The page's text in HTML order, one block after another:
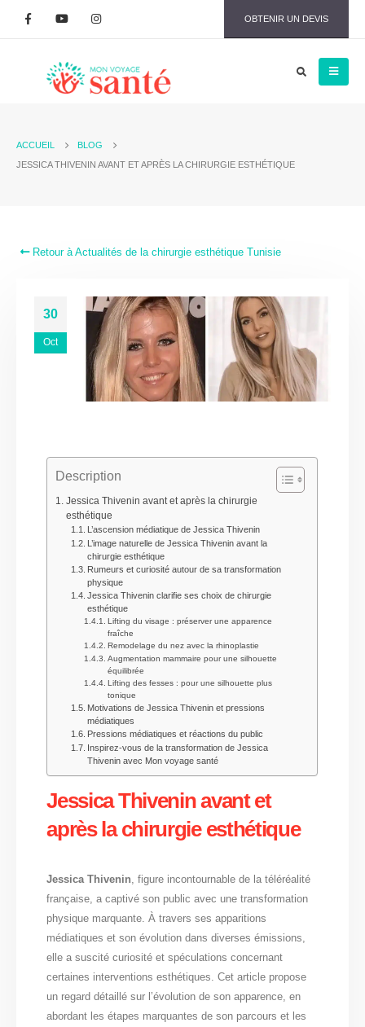
OBTENIR UN DEVIS
ACCUEIL
BLOG
JESSICA THIVENIN AVANT ET APRÈS LA CHIRURGIE ESTHÉTIQUE
Retour à Actualités de la chirurgie esthétique Tunisie
30
Oct
Description
Jessica Thivenin avant et après la chirurgie
esthétique
L’ascension médiatique de Jessica Thivenin
L’image naturelle de Jessica Thivenin avant la
chirurgie esthétique
Rumeurs et curiosité autour de sa transformation
physique
Jessica Thivenin clarifie ses choix de chirurgie
esthétique
Lifting du visage : préserver une apparence
fraîche
Remodelage du nez avec la rhinoplastie
Augmentation mammaire pour une silhouette
équilibrée
Lifting des fesses : pour une silhouette plus
tonique
Motivations de Jessica Thivenin et pressions
médiatiques
Pressions médiatiques et réactions du public
Inspirez-vous de la transformation de Jessica
Thivenin avec Mon voyage santé
Jessica Thivenin avant et
après la chirurgie esthétique
Jessica Thivenin , figure incontournable de la téléréalité
française, a captivé son public avec une transformation
physique marquante. À travers ses apparitions
médiatiques et son évolution dans diverses émissions,
elle a suscité curiosité et spéculations concernant
certaines interventions esthétiques. Cet article propose
un regard détaillé sur l’évolution de son apparence, en
abordant les étapes marquantes de son parcours et les